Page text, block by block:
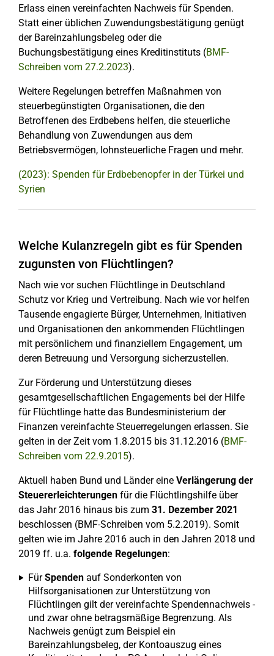
Erlass einen vereinfachten Nachweis für Spenden.
Statt einer üblichen Zuwendungsbestätigung genügt
der Bareinzahlungsbeleg oder die
Buchungsbestätigung eines Kreditinstituts (BMF-
Schreiben vom 27.2.2023).
Weitere Regelungen betreffen Maßnahmen von
steuerbegünstigten Organisationen, die den
Betroffenen des Erdbebens helfen, die steuerliche
Behandlung von Zuwendungen aus dem
Betriebsvermögen, lohnsteuerliche Fragen und mehr.
(2023): Spenden für Erdbebenopfer in der Türkei und
Syrien
Welche Kulanzregeln gibt es für Spenden
zugunsten von Flüchtlingen?
Nach wie vor suchen Flüchtlinge in Deutschland
Schutz vor Krieg und Vertreibung. Nach wie vor helfen
Tausende engagierte Bürger, Unternehmen, Initiativen
und Organisationen den ankommenden Flüchtlingen
mit persönlichem und finanziellem Engagement, um
deren Betreuung und Versorgung sicherzustellen.
Zur Förderung und Unterstützung dieses
gesamtgesellschaftlichen Engagements bei der Hilfe
für Flüchtlinge hatte das Bundesministerium der
Finanzen vereinfachte Steuerregelungen erlassen. Sie
gelten in der Zeit vom 1.8.2015 bis 31.12.2016 (BMF-
Schreiben vom 22.9.2015).
Aktuell haben Bund und Länder eine Verlängerung der
Steuererleichterungen für die Flüchtlingshilfe über
das Jahr 2016 hinaus bis zum 31. Dezember 2021
beschlossen (BMF-Schreiben vom 5.2.2019). Somit
gelten wie im Jahre 2016 auch in den Jahren 2018 und
2019 ff. u.a. folgende Regelungen:
FürSpenden auf Sonderkonten von
Hilfsorganisationen zur Unterstützung von
Flüchtlingen gilt der vereinfachte Spendennachweis -
und zwar ohne betragsmäßige Begrenzung. Als
Nachweis genügt zum Beispiel ein
Bareinzahlungsbeleg, der Kontoauszug eines